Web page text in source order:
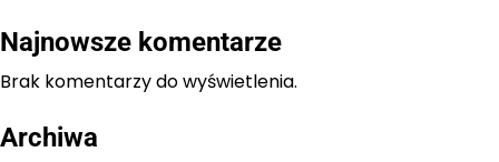
Najnowsze komentarze
Brak komentarzy do wyświetlenia.
Archiwa